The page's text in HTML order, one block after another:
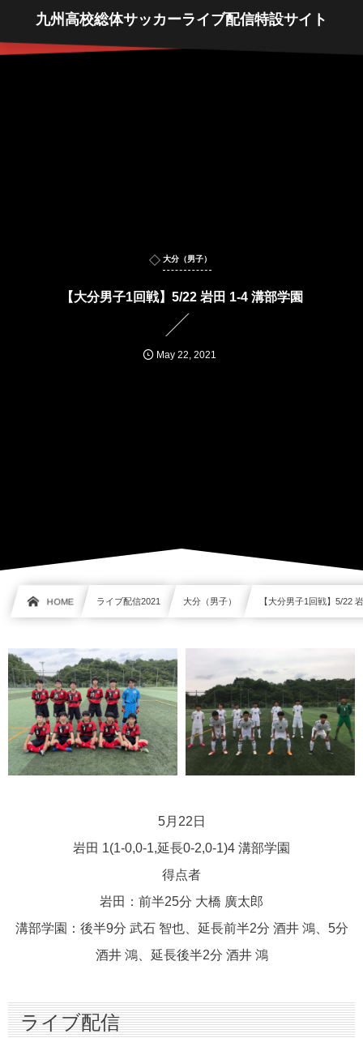
九州高校総体サッカーライブ配信特設サイト
大分（男子）
【大分男子1回戦】5/22 岩田 1-4 溝部学園
May 22,2021
HOME ライブ配信2021 大分（男子） 【大分男子1回戦】5/22
5月22日
岩田 1(1-0,0-1,延長0-2,0-1)4 溝部学園
得点者
岩田：前半25分 大橋 廣太郎
溝部学園：後半9分 武石 智也、延長前半2分 酒井 鴻、5分
酒井 鴻、延長後半2分 酒井 鴻
ライブ配信